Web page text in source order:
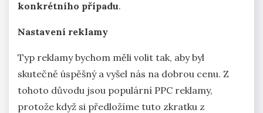
konkrétního případu.
Nastavení reklamy
Typ reklamy bychom měli volit tak, aby byl
skutečně úspěšný a vyšel nás na dobrou cenu. Z
tohoto důvodu jsou populární PPC reklamy,
protože když si předložíme tuto zkratku z